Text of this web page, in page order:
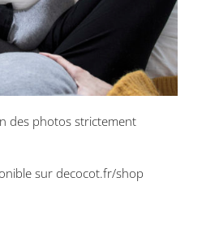
des photos strictement
sur decocot.fr/shop